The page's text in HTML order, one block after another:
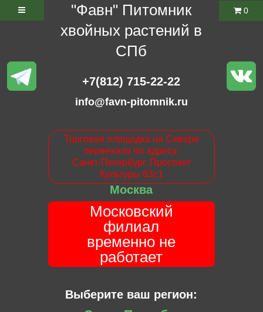
"Фавн" Питомник
хвойных растений в
СПб
+7(812) 715-22-22
info@favn-pitomnik.ru
Торговая площадка на Севере
переехала по адресу:
Санкт-Петербург. Проспект
Культуры 63с1
Москва
Московский
филиал
временно не
работает
Выберите ваш регион:
0